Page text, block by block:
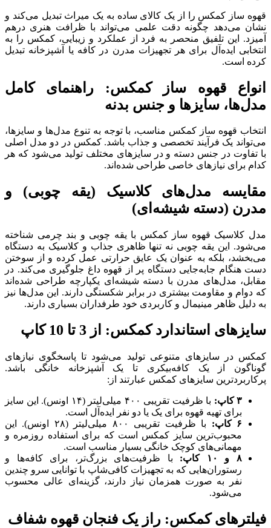
قهوه ساز کمکس را از یک کالای ساده به یک میراث تبدیل می‌کند و
نشان می‌دهد چگونه دقت علمی می‌تواند با ظرافت هنری درهم
آمیزد. این تلفیق منحصر به فرد از عملکرد و زیبایی، کمکس را به
انتخابی ایده‌آل برای هر تجهیزات مدرن در کافه یا آشپزخانه تبدیل
کرده است.
انواع قهوه ساز کمکس: راهنمای کامل
مدل‌ها، سایزها و جنس بدنه
انتخاب قهوه ساز کمکس مناسب، با توجه به تنوع مدل‌ها و سایزها،
می‌تواند یک فرآیند تخصصی و جذاب باشد. کمکس در دو مدل اصلی
با تفاوت در جنس دسته و در سایزهای مختلف تولید می‌شود که هر
کدام برای نیازهای خاصی طراحی شده‌اند.
مقایسه مدل‌های کلاسیک (یقه چوبی) و
مدرن (دسته شیشه‌ای)
مدل کلاسیک قهوه ساز کمکس با یقه چوبی و بند چرمی شناخته
می‌شود. این یقه چوبی نه تنها ظاهری جذاب و کلاسیک به دستگاه
می‌بخشد، بلکه به عنوان یک عایق حرارتی عمل کرده و از سوختن
دست هنگام جابه‌جایی دستگاه پر از قهوه داغ جلوگیری می‌کند. در
مقابل، مدل‌های مدرن با دسته شیشه‌ای یکپارچه طراحی شده‌اند
که دوام و مقاومت بیشتری در برابر شکستگی دارند. این مدل‌ها نیز
به دلیل ظاهر مینیمال و کاربردی خود طرفداران بسیاری دارند.
سایزهای استاندارد کمکس: از 3 تا 10 کاپ
کمکس در سایزهای متنوعی تولید می‌شود تا پاسخگوی نیازهای
گوناگون از یک کافه‌بیکری تا یک آشپزخانه خانگی باشد.
پرکاربردترین سایزهای کمکس عبارتند از:
۳ کاپ:
با ظرفیت تقریبی ۴۰۰ میلی‌لیتر (۱۴ اونس). این سایز
برای تهیه قهوه برای یک یا دو نفر ایده‌آل است.
۶
کاپ:
با ظرفیت تقریبی ۸۰۰ میلی‌لیتر (۲۸ اونس). این
محبوب‌ترین سایز کمکس است که برای استفاده روزمره و
مهمانی‌های کوچک خانگی بسیار مناسب است.
۸
و ۱۰ کاپ: با ظرفیت‌های بزرگ‌تر، برای کافه‌ها و
رستوران‌هایی که به تجهیزات کافی‌شاپ با توانایی سرو چندین
نفر به صورت همزمان نیاز دارند، گزینه‌ای عالی محسوب
می‌شود.
فیلترهای کمکس: راز یک فنجان قهوه شفاف